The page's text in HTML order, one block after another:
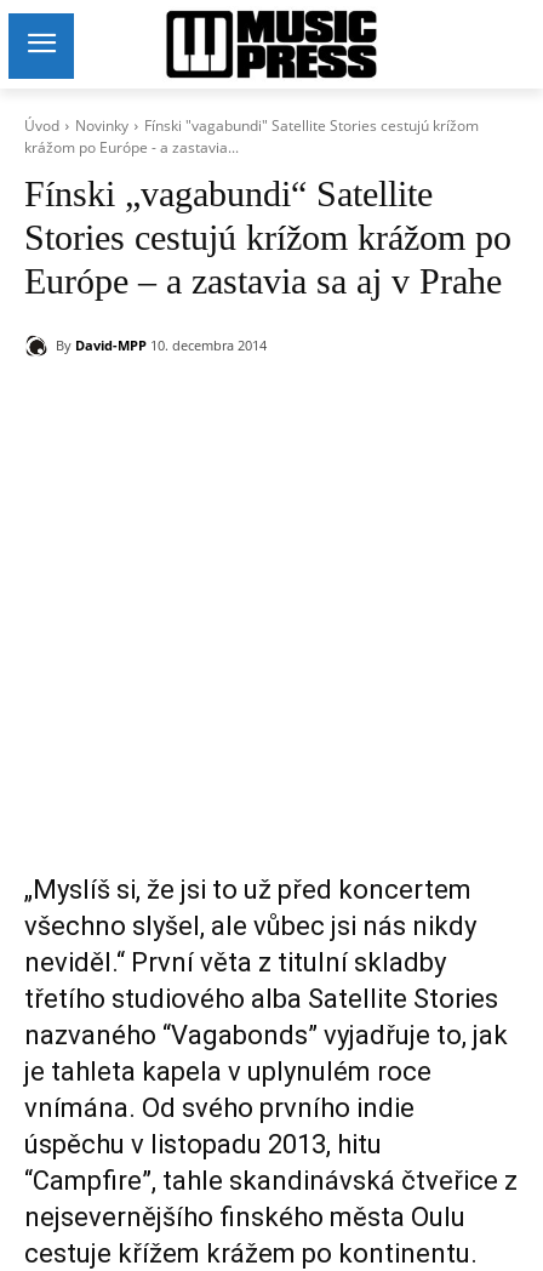
Úvod Novinky
Fínski "vagabundi" Satellite Stories cestujú krížom
krážom po Európe - a zastavia...
Fínski „vagabundi“ Satellite
Stories cestujú krížom krážom po
Európe – a zastavia sa aj v Prahe
By David-MPP 10. decembra 2014
„Myslíš si, že jsi to už před koncertem
všechno slyšel, ale vůbec jsi nás nikdy
neviděl.“ První věta z titulní skladby
třetího studiového alba Satellite Stories
nazvaného “Vagabonds” vyjadřuje to, jak
je tahleta kapela v uplynulém roce
vnímána. Od svého prvního indie
úspěchu v listopadu 2013, hitu
“Campfire”, tahle skandinávská čtveřice z
nejsevernějšího finského města Oulu
cestuje křížem krážem po kontinentu.